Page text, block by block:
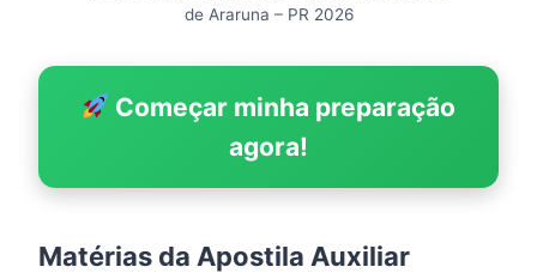
de Araruna – PR 2026
Começar minha preparação
agora!
Matérias da Apostila Auxiliar